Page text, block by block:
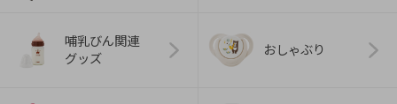
哺乳びん関連
グッズ
おしゃぶり